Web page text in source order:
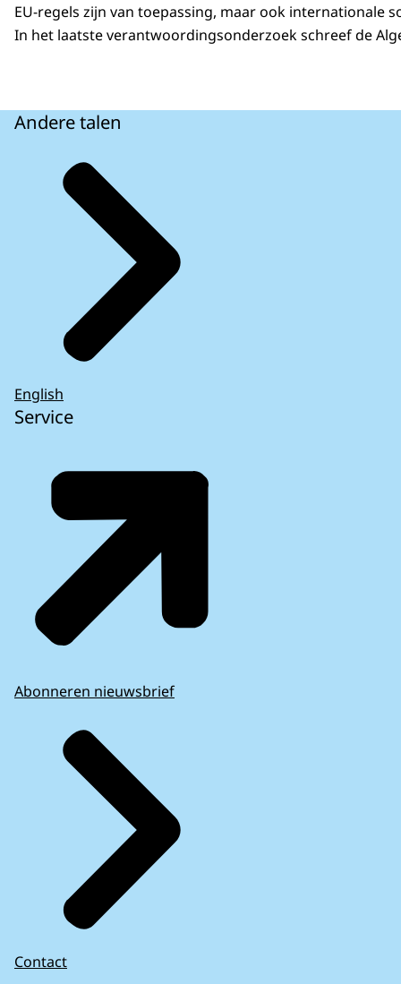
EU-regels zijn van toepassing, maar ook internationale
In het laatste verantwoordingsonderzoek schreef de
Andere talen
English
Service
Abonneren nieuwsbrief
Contact